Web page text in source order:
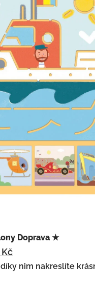
Doprava ★
Kč
nim nakreslíte